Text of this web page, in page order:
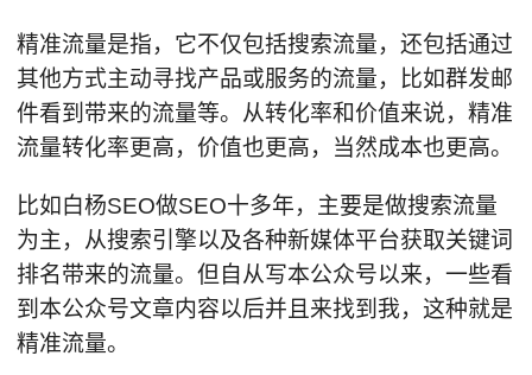
精准流量是指，它不仅包括搜索流量，还包括通过
其他方式主动寻找产品或服务的流量，比如群发邮
件看到带来的流量等。从转化率和价值来说，精准
流量转化率更高，价值也更高，当然成本也更高。
比如白杨SEO做SEO十多年，主要是做搜索流量
为主，从搜索引擎以及各种新媒体平台获取关键词
排名带来的流量。但自从写本公众号以来，一些看
到本公众号文章内容以后并且来找到我，这种就是
精准流量。